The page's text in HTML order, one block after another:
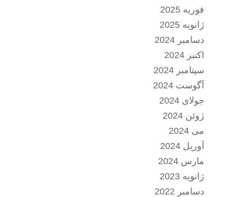
فوریه 2025
ژانویه 2025
دسامبر 2024
اکتبر 2024
سپتامبر 2024
آگوست 2024
جولای 2024
ژوئن 2024
می 2024
آوریل 2024
مارس 2024
ژانویه 2023
دسامبر 2022